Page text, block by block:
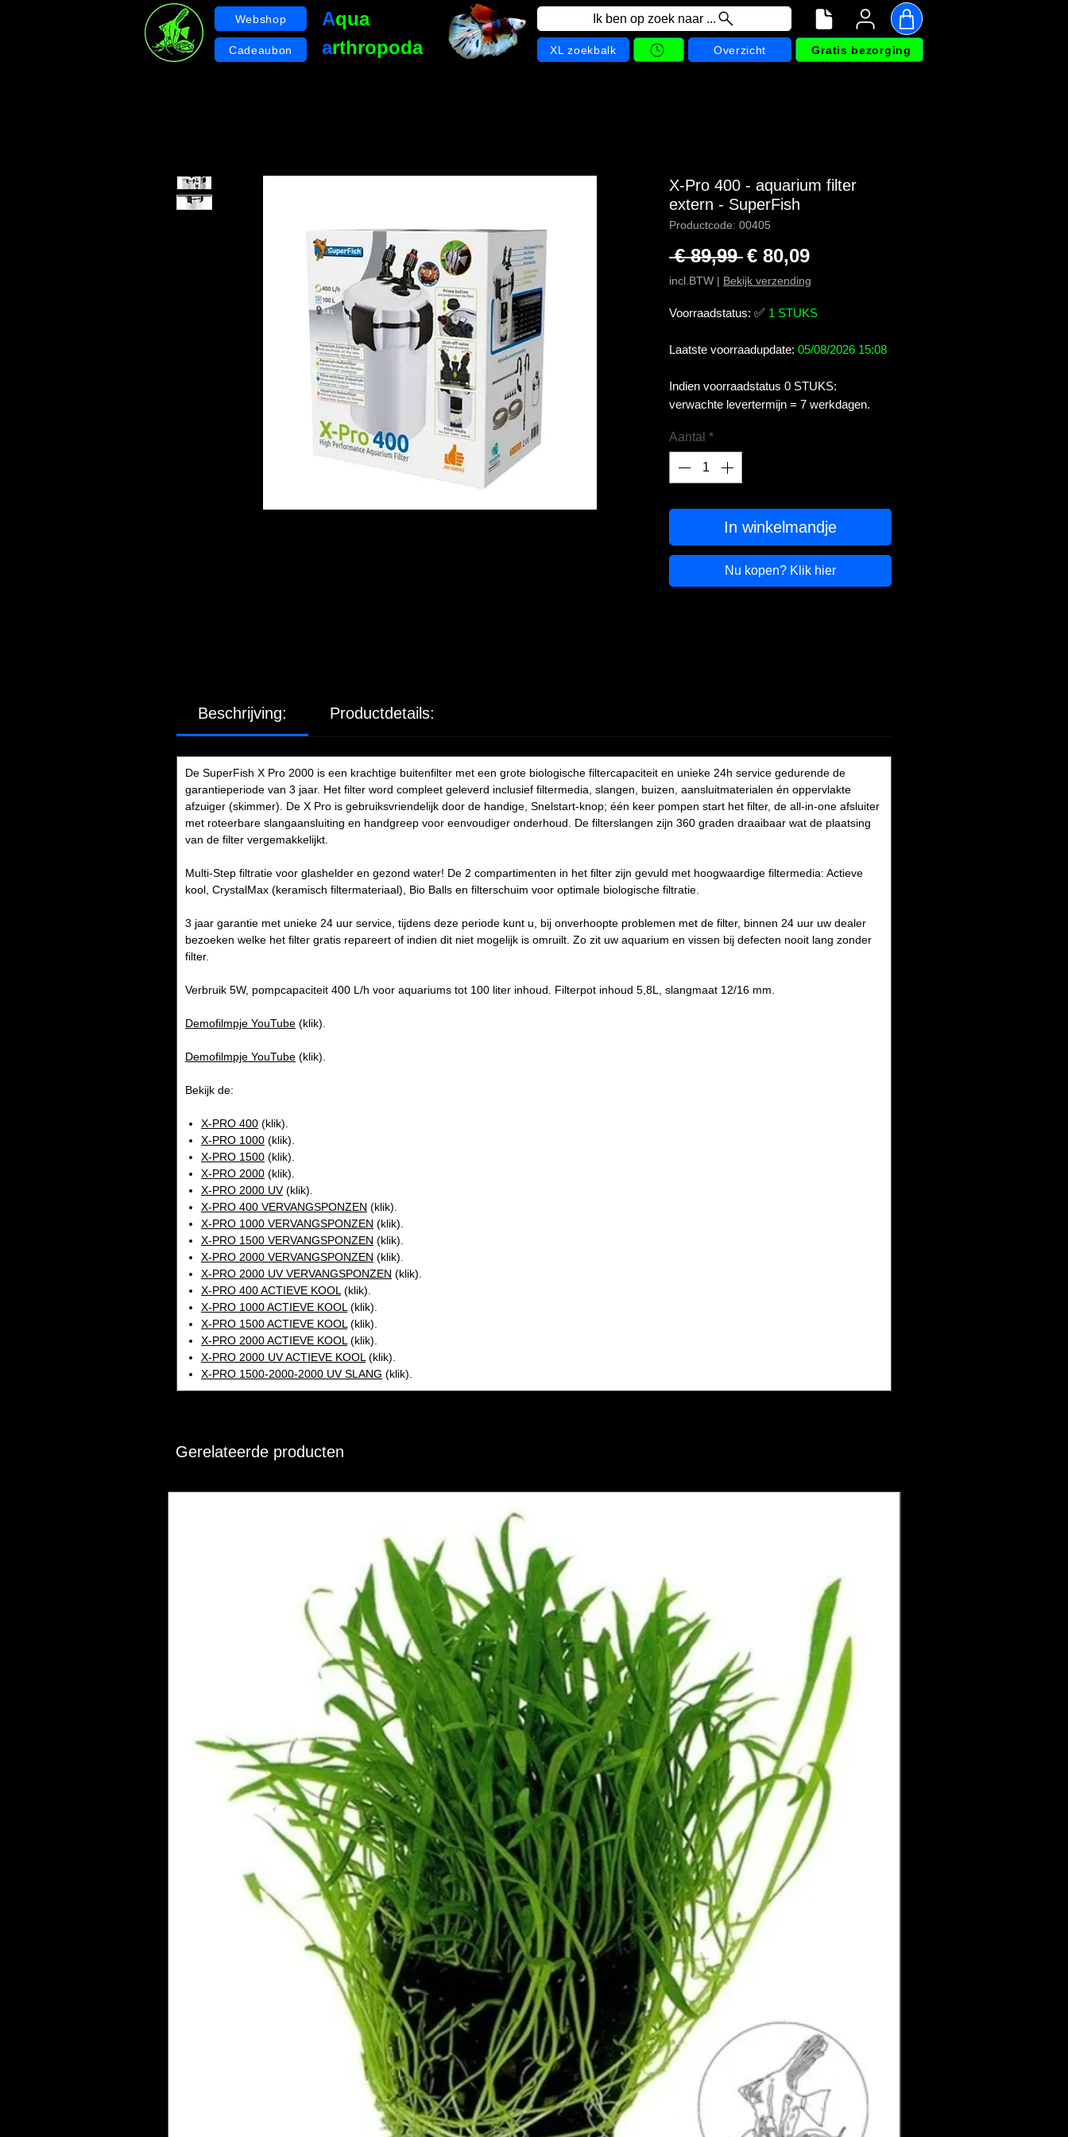
Webshop
Cadeaubon
Aqua
arthropoda
Ik ben op zoek naar ...
XL zoekbalk Overzicht Gratis bezorging
X-Pro 400 - aquarium filter
extern - SuperFish
Productcode: 00405
€ 89,99 Normale prijs
€ 80,09Verkoopprijs
incl.BTW | Bekijk verzending
Voorraadstatus: ✅ 1 STUKS
Laatste voorraadupdate: 05/08/2026 15:08
Indien voorraadstatus 0 STUKS:
verwachte levertermijn = 7 werkdagen.
Aantal *
In winkelmandje
Nu kopen? Klik hier
Beschrijving: Productdetails:
De SuperFish X Pro 2000 is een krachtige buitenfilter met een grote biologische filtercapaciteit en unieke 24h service gedurende de
garantieperiode van 3 jaar. Het filter word compleet geleverd inclusief filtermedia, slangen, buizen, aansluitmaterialen én oppervlakte
afzuiger (skimmer). De X Pro is gebruiksvriendelijk door de handige, Snelstart-knop; één keer pompen start het filter, de all-in-one afsluiter
met roteerbare slangaansluiting en handgreep voor eenvoudiger onderhoud. De filterslangen zijn 360 graden draaibaar wat de plaatsing
van de filter vergemakkelijkt.
Multi-Step filtratie voor glashelder en gezond water! De 2 compartimenten in het filter zijn gevuld met hoogwaardige filtermedia: Actieve
kool, CrystalMax (keramisch filtermateriaal), Bio Balls en filterschuim voor optimale biologische filtratie.
3 jaar garantie met unieke 24 uur service, tijdens deze periode kunt u, bij onverhoopte problemen met de filter, binnen 24 uur uw dealer
bezoeken welke het filter gratis repareert of indien dit niet mogelijk is omruilt. Zo zit uw aquarium en vissen bij defecten nooit lang zonder
filter.
Verbruik 5W, pompcapaciteit 400 L/h voor aquariums tot 100 liter inhoud. Filterpot inhoud 5,8L, slangmaat 12/16 mm.
Demofilmpje YouTube (klik).
Demofilmpje YouTube (klik).
Bekijk de:
X-PRO 400 (klik).
X-PRO 1000 (klik).
X-PRO 1500 (klik).
X-PRO 2000 (klik).
X-PRO 2000 UV(klik).
X-PRO 400 VERVANGSPONZEN (klik).
X-PRO 1000 VERVANGSPONZEN (klik).
X-PRO 1500 VERVANGSPONZEN (klik).
X-PRO 2000 VERVANGSPONZEN (klik).
X-PRO 2000 UV VERVANGSPONZEN (klik).
X-PRO 400 ACTIEVE KOOL (klik).
X-PRO 1000 ACTIEVE KOOL (klik).
X-PRO 1500 ACTIEVE KOOL (klik).
X-PRO 2000 ACTIEVE KOOL (klik).
X-PRO 2000 UV ACTIEVE KOOL (klik).
X-PRO 1500-2000-2000 UV SLANG (klik).
Gerelateerde producten